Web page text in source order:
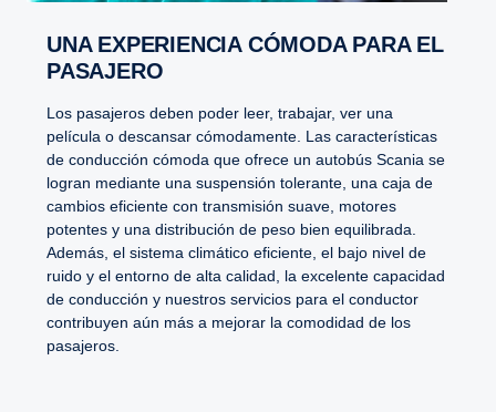
UNA EXPERIENCIA CÓMODA PARA EL
PASAJERO
Los pasajeros deben poder leer, trabajar, ver una
película o descansar cómodamente. Las características
de conducción cómoda que ofrece un autobús Scania se
logran mediante una suspensión tolerante, una caja de
cambios eficiente con transmisión suave, motores
potentes y una distribución de peso bien equilibrada.
Además, el sistema climático eficiente, el bajo nivel de
ruido y el entorno de alta calidad, la excelente capacidad
de conducción y nuestros servicios para el conductor
contribuyen aún más a mejorar la comodidad de los
pasajeros.